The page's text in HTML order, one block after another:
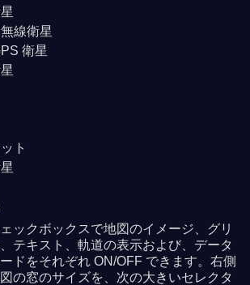
線衛星
衛星
ト
ックボックスで地図のイメージ、グリ
テキスト、軌道の表示および、データ
ドをそれぞれ ON/OFF できます。右側
の窓のサイズを、次の大きいセレクタ